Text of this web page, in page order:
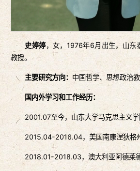
史婷婷，女，1976年6月出生，山东
教授。
主要研究方向： 中国哲学、思想政治
国内外学习和工作经历：
2001.07至今，山东大学马克思主义
2015.04-2016.04，美国南康涅狄格
2018.01-2018.03，澳大利亚阿德莱